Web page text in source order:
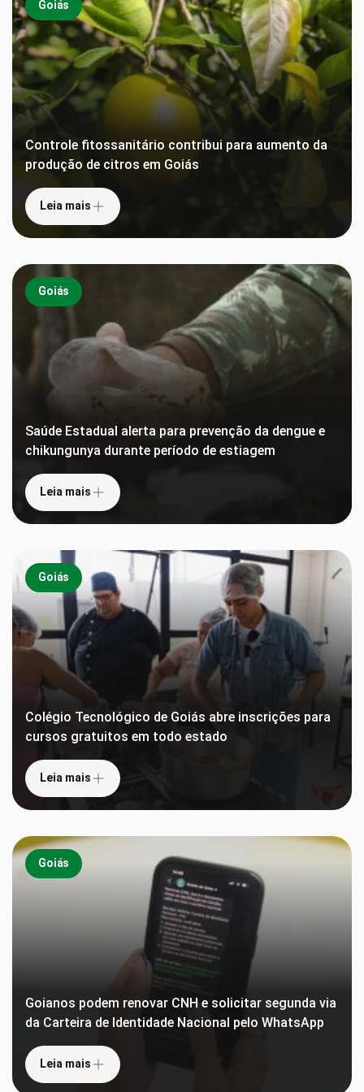
Goiás
Controle fitossanitário contribui para aumento da
produção de citros em Goiás
Leia mais
Goiás
Saúde Estadual alerta para prevenção da dengue e
chikungunya durante período de estiagem
Leia mais
Goiás
Colégio Tecnológico de Goiás abre inscrições para
cursos gratuitos em todo estado
Leia mais
Goiás
Goianos podem renovar CNH e solicitar segunda via
da Carteira de Identidade Nacional pelo WhatsApp
Leia mais
Veja 6 palavras de origem japonesa que o brasileiro
adotou no vocabulário